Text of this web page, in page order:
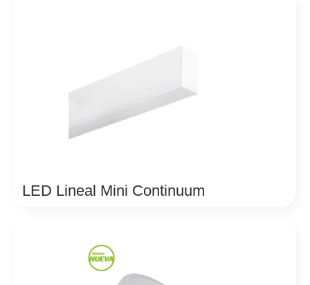
LED Lineal Mini Continuum